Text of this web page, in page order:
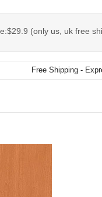
(only us, uk free